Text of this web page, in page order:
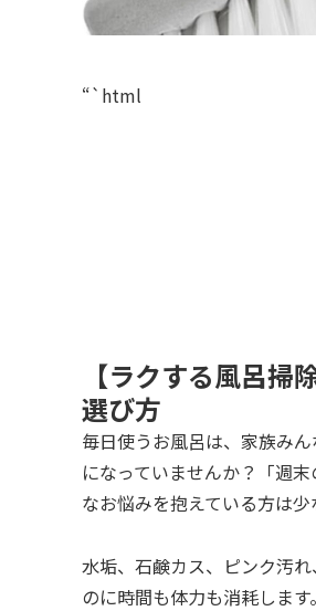
“`html
【ラクする風呂
選び方
毎日使うお風呂は、家族み
になっていませんか？「週
なお悩みを抱えている方は少
水垢、石鹸カス、ピンク汚
のに時間も体力も消耗しま